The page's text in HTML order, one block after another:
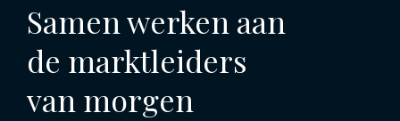
Samen werken aan
de marktleiders
van morgen